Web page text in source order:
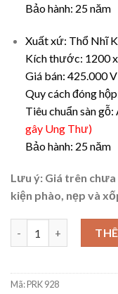
Bảo hành: 25 năm
Xuất xứ: Thổ Nhĩ
Kích thước: 1200
Giá bán: 425.000
Quy cách đóng
Tiêu chuẩn sàn gỗ:
gây Ung Thư)
Bảo hành: 25 năm
Lưu ý: Giá trên
kiện phào, nẹp và
Sàn gỗ Yoga Prana
Mã:PRK 928